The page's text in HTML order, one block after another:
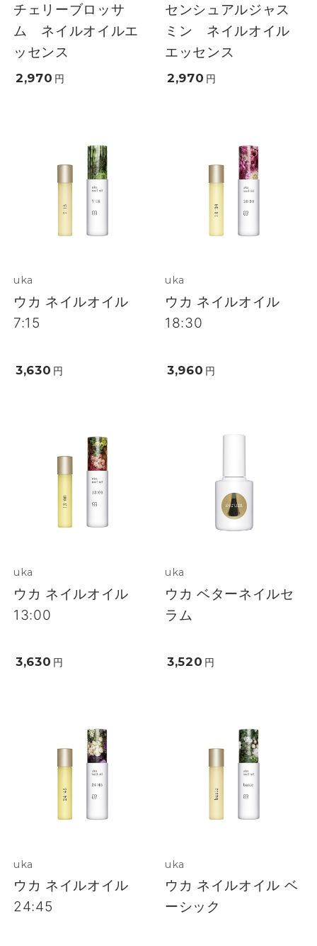
チェリーブロッサ
ム ネイルオイルエ
ッセンス
2,970 円
センシュアルジャス
ミン ネイルオイル
エッセンス
2,970 円
uka
ウカ ネイルオイル
7:15
3,630 円
uka
ウカ ネイルオイル
18:30
3,960 円
uka
ウカ ネイルオイル
13:00
3,630 円
uka
ウカ ベターネイルセ
ラム
3,520 円
uka
ウカ ネイルオイル
24:45
uka
ウカ ネイルオイル ベ
ーシック